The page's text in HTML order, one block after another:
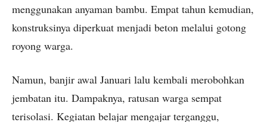
menggunakan anyaman bambu. Empat tahun kemudian,
konstruksinya diperkuat menjadi beton melalui gotong
royong warga.
Namun, banjir awal Januari lalu kembali merobohkan
jembatan itu. Dampaknya, ratusan warga sempat
terisolasi. Kegiatan belajar mengajar terganggu,